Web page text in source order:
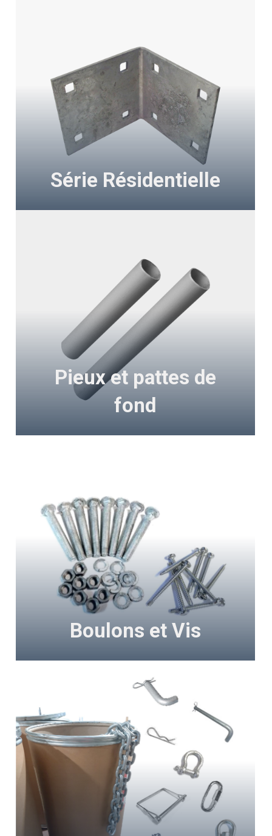
Série Résidentielle
Pieux et pattes de
fond
Boulons et Vis